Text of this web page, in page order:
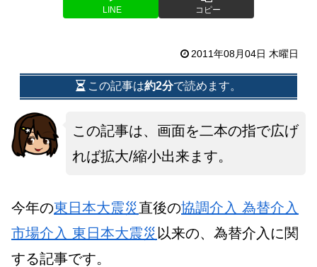
LINE コピー
2011年08月04日 木曜日
この記事は約2分で読めます。
この記事は、画面を二本の指で広げ
れば拡大/縮小出来ます。
今年の東日本大震災直後の協調介入 為替介入
市場介入 東日本大震災 以来の、為替介入に関
する記事です。